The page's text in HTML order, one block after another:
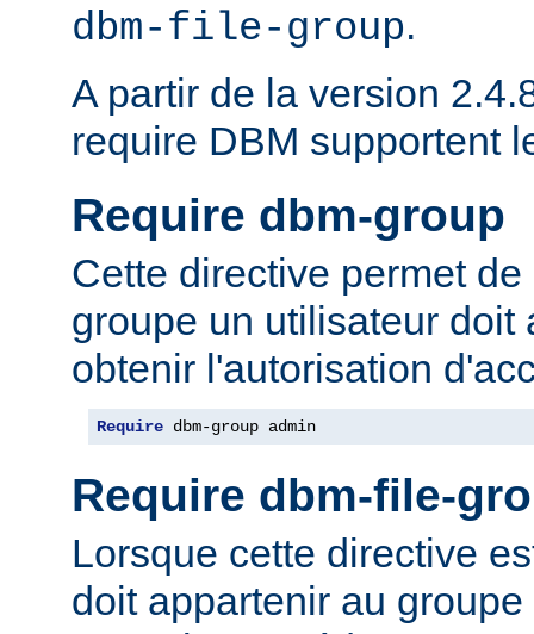
dbm-file-group.
A partir de la version
require DBM supportent
Require dbm-group
Cette directive permet
groupe un utilisateur doit
obtenir l'autorisation
Require dbm-group admin
Require dbm-file-
Lorsque cette directive
doit appartenir au